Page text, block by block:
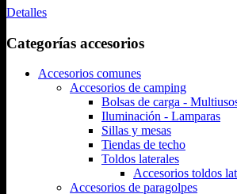
Detalles
Categorías accesorios
Accesorios comunes
Accesorios de camping
Bolsas de carga -
Iluminación - Lamparas
Sillas y mesas
Tiendas de techo
Toldos laterales
Accesorios toldos
Accesorios de paragolpes